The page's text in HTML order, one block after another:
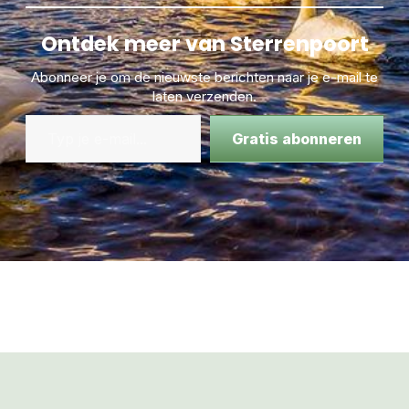
Ontdek meer van Sterrenpoort
Abonneer je om de nieuwste berichten naar je e-mail te
laten verzenden.
Gratis abonneren